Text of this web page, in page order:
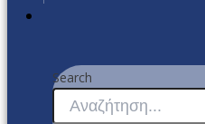
Search